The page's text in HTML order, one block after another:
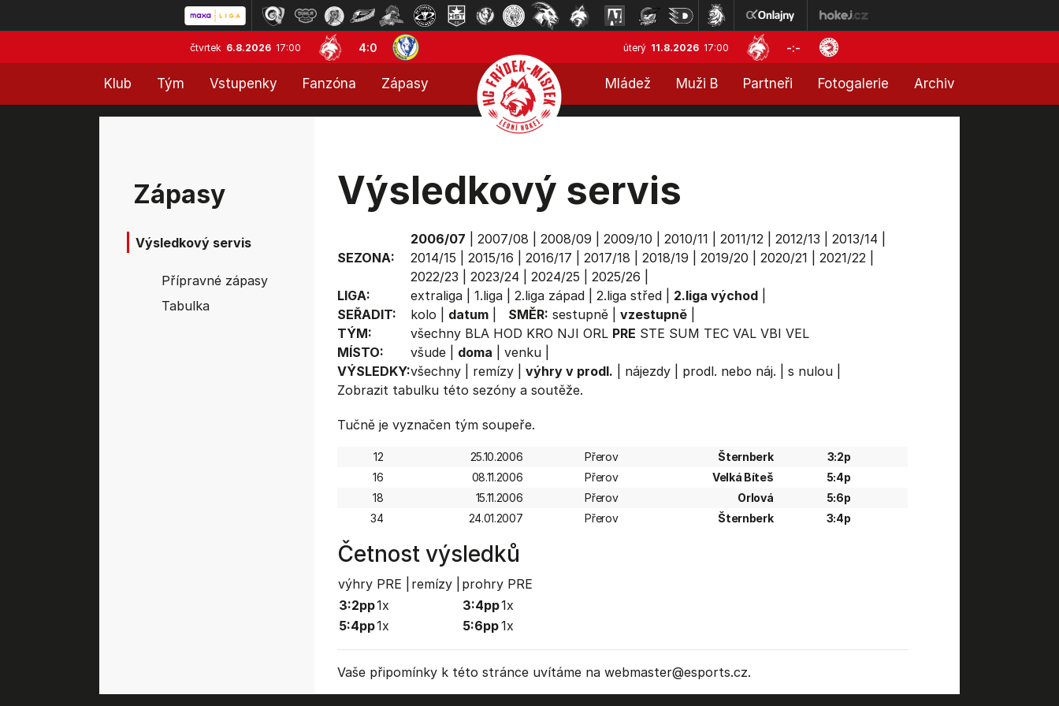
čtvrtek 6.8.2026 17:00 4:0 úterý 11.8.2026 17:00 -:-
Klub Tým Vstupenky Fanzóna Zápasy Mládež Muži B Partneři Fotogalerie Archiv
Zápasy
Výsledkový servis
Přípravné zápasy
Tabulka
Výsledkový servis
SEZONA:
2006/07 2007/08 2008/09 2009/10 2010/11 2011/12| 2012/13 2013/14
2014/15
2015/16 2016/17 2017/18 2018/19 2019/20 2020/21 2021/22|
2022/23
2023/24 2024/25 2025/26
LIGA:
extraliga| 1.liga| 2.liga západ| 2.liga střed| 2.liga východ|
SEŘADIT:
kolo datum| SMĚR: sestupně| vzestupně|
TÝM:
všechny BLA HOD KRO NJI ORL PRE STE SUM TEC VAL VBI VEL
MÍSTO:
všude| doma venku|
VÝSLEDKY:všechny| remízy| výhry v prodl. nájezdy| prodl. nebo náj. s nulou|
Zobrazit tabulkutéto sezóny a soutěže.
Tučně je vyznačen tým soupeře.
12 25.10.2006 Přerov Šternberk
3:2p
16
08.11.2006 Přerov Velká Bíteš
5:4p
18
15.11.2006 Přerov Orlová
5:6p
34
24.01.2007 Přerov Šternberk 3:4p
Četnost výsledků
výhry PRE | remízy |
prohry PRE
3:2pp1x
5:4pp1x
3:4pp1x
5:6pp1x
Vaše připomínky k této stránce uvítáme na webmaster@esports.cz.